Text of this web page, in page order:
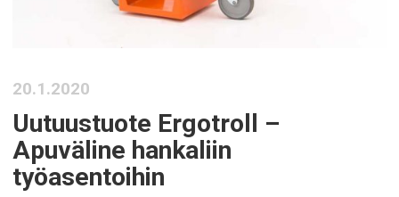
20.1.2020
Uutuustuote Ergotroll –
Apuväline hankaliin
työasentoihin